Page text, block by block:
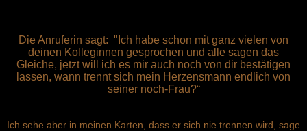
Die Anruferin sagt: "Ich habe schon mit ganz vielen von
deinen Kolleginnen gesprochen und alle sagen das
Gleiche, jetzt will ich es mir auch noch von dir bestätigen
lassen, wann trennt sich mein Herzensmann endlich von
seiner noch-Frau?“
Ich sehe aber in meinen Karten, dass er sich nie trennen wird, sage